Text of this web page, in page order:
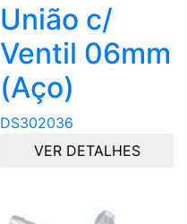
União c/
Ventil 06mm
(Aço)
DS302036
VER DETALHES